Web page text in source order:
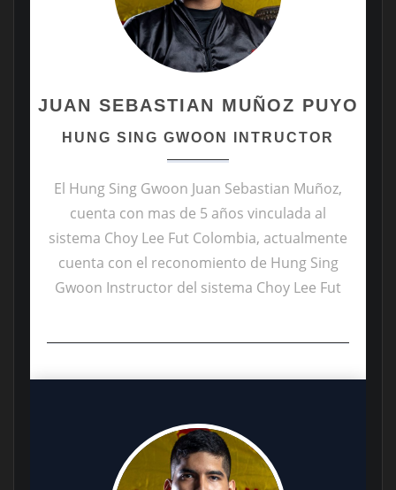
JUAN SEBASTIAN MUÑOZ PUYO
HUNG SING GWOON INTRUCTOR
El Hung Sing Gwoon Juan Sebastian Muñoz,
cuenta con mas de 5 años vinculada al
sistema Choy Lee Fut Colombia, actualmente
cuenta con el reconomiento de Hung Sing
Gwoon Instructor del sistema Choy Lee Fut